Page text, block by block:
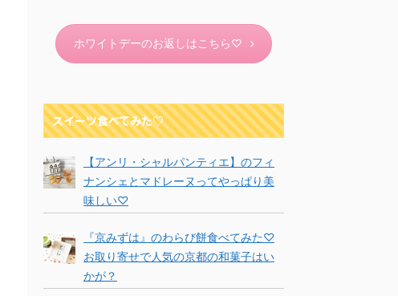
ホワイトデーのお返しはこちら♡
スイーツ食べてみた♡
【アンリ・シャルパンティエ】のフィ
ナンシェとマドレーヌってやっぱり美
味しい♡
『京みずは』のわらび餅食べてみた♡
お取り寄せで人気の京都の和菓子はい
かが？